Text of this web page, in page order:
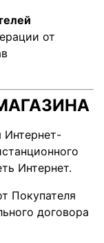
от
Интернет-
Интернет.
Покупателя
договора